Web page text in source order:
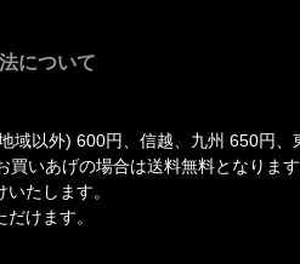
について
域以外) 600円、信越、九州 650円
買いあげの場合は送料無料となります
たします。
けます。